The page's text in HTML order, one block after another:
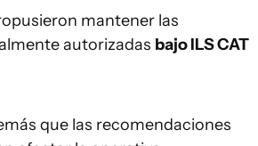
mantener las
autorizadas bajo ILS CAT
que las recomendaciones